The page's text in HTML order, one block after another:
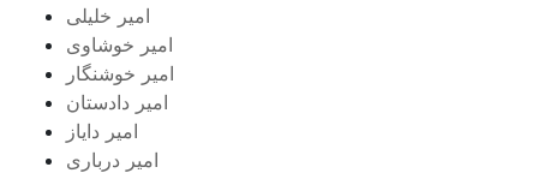
امیر خلیلی
امیر خوشاوی
امیر خوشنگار
امیر دادستان
امیر دایاز
امیر درباری